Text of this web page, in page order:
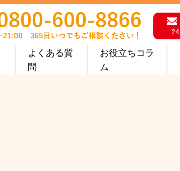
よくある質
問
お役立ちコラ
ム